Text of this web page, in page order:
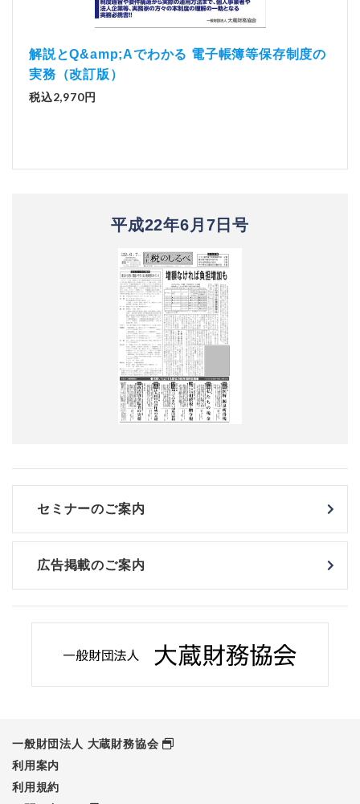
解説とQ&amp;Aでわかる 電子帳簿等保存制度の
実務（改訂版）
税込2,970円
平成22年6月7日号
セミナーのご案内
広告掲載のご案内
一般財団法人 大蔵財務協会
利用案内
利用規約